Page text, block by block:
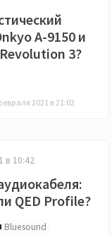
A-9150 и
3?
2021 в 21:02
в 10:42
QED Profile?
Bluesound